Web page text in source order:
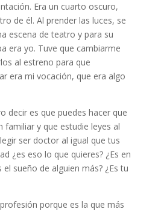
Era un cuarto oscuro,
de él. Al prender las luces, se
escena de teatro y para su
era yo. Tuve que cambiarme
al estreno para que
era mi vocación, que era algo
decir es que puedes hacer que
familiar y que estudie leyes al
ser doctor al igual que tus
¿es eso lo que quieres? ¿Es en
sueño de alguien más? ¿Es tu
porque es la que más